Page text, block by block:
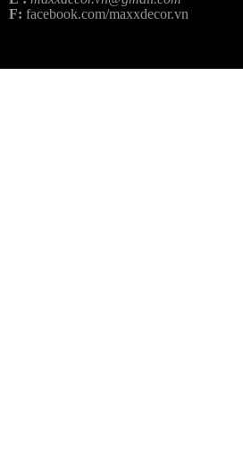
F: facebook.com/maxxdecor.vn